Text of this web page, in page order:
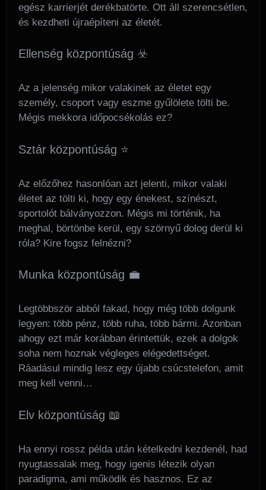
egész karrierjét derékbatörte. Ott áll szerencsétlen,
és kezdheti újraépíteni az életét.
Ellenség központúság ☣️
Az a jelenség mikor valakinek az életet egy
személy, csoport vagy eszme gyűlölete tölti be.
Mégis mekkora időpocsékolás ez?
Sztár központúság ⭐
Az előzőhez hasonlóan azt jelenti, mikor valaki
életet az tölti ki, hogy egy énekest, színészt,
sportolót bálványozzon. Mégis mi történik, ha
meghal, börtönbe kerül, egy szörnyű dolog derül ki
róla? Kire fogsz felnézni?
Munka központúság 💼
Legtöbbször abból fakad, hogy még több dolgunk
legyen: több pénz, több ruha, több bármi. Azonban
ahogy ezt már korábban érintettük, ezek a dolgok
soha nem hoznak végleges elégedettséget.
Ráadásul mindig lesz egy újabb csúcstelefon, amit
meg kell venni…
Elv központúság 📖
Ha ennyi rossz példa után kételkedni kezdenél, had
nyugtassalak meg, hogy igenis létezik olyan
paradigma, ami működik és hasznos. Ez az